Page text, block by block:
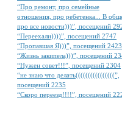
“Про ремонт, про семейные
отношения, про ребетенка... В
про все новости)))”, посещений
“Переехали))))”, посещений 2747
“Пропавшая Я)))”, посещений 2423
“Жизнь закипела)))”, посещений
“Нужен совет!!!”, посещений 2304
“не знаю что делать((((((((((((((((”,
посещений 2235
“Скоро переезд!!!!”, посещений